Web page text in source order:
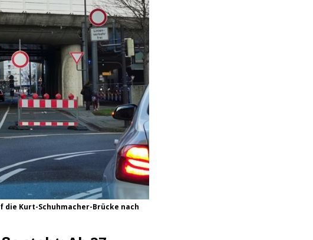
BLAULICHTMELDUNGEN
Kurt-Schuhmacher-Brücke nach